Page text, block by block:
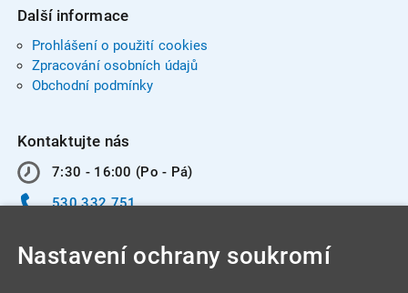
Další informace
Prohlášení o použití cookies
Zpracování osobních údajů
Obchodní podmínky
Kontaktujte nás
7:30 - 16:00 (Po - Pá)
530 332 751
Nastavení ochrany soukromí